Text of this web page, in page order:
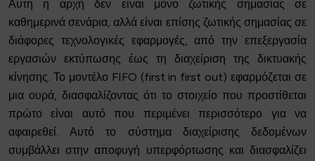
Αυτή η αρχή δεν είναι μόνο ζωτικής σημασίας σε
καθημερινά σενάρια, αλλά είναι επίσης ζωτικής σημασίας σε
διάφορες τεχνολογικές εφαρμογές, από την επεξεργασία
εργασιών εκτύπωσης έως τη διαχείριση της δικτυακής
κίνησης. Το μοντέλο FIFO (first in first out) εφαρμόζεται σε
μια ουρά, διασφαλίζοντας ότι το στοιχείο που προστίθεται
πρώτο είναι αυτό που περιμένει περισσότερο για να
αφαιρεθεί. Αυτό το σύστημα διαχείρισης δεδομένων
συμβάλλει στην αποφυγή υπερφόρτωσης και διασφαλίζει